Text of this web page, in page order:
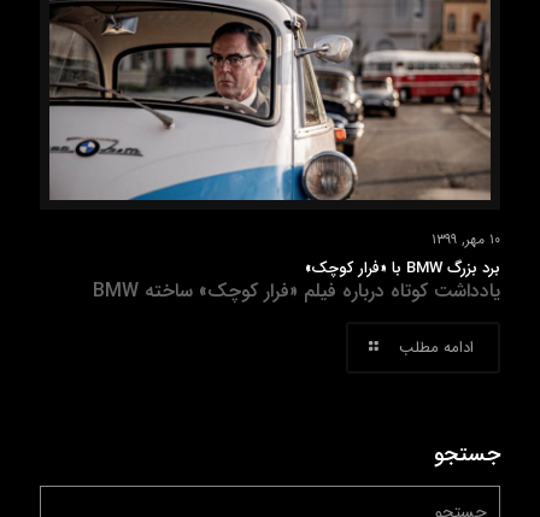
۱۰ مهر, ۱۳۹۹
برد بزرگ BMW با «فرار کوچک»
یادداشت کوتاه درباره فیلم «فرار کوچک» ساخته BMW
ادامه مطلب
جستجو